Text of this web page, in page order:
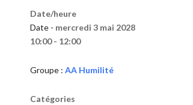
Date/heure
Date - mercredi 3 mai 2028
10:00 - 12:00
Groupe : AA Humilité
Catégories